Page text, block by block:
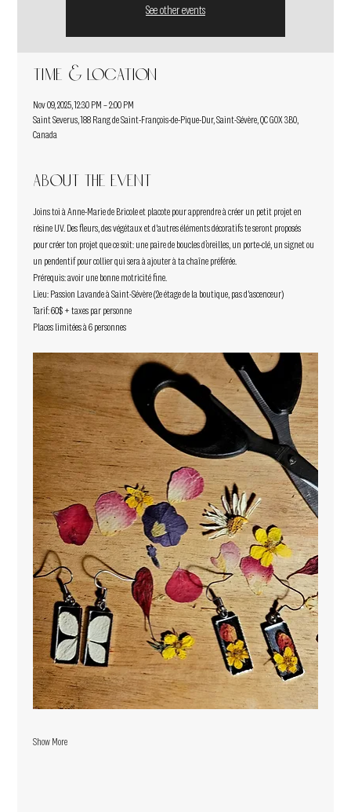
See other events
Time & Location
Nov 09, 2025, 12:30 PM – 2:00 PM
Saint Severus, 188 Rang de Saint-François-de-Pique-Dur, Saint-Sévère, QC G0X 3B0,
Canada
About the event
Joins toi à Anne-Marie de Bricole et placote pour apprendre à créer un petit projet en
résine UV. Des fleurs, des végétaux et d'autres éléments décoratifs te seront proposés
pour créer ton projet que ce soit: une paire de boucles d’oreilles, un porte-clé, un signet ou
un pendentif pour collier qui sera à ajouter à ta chaîne préférée.
Prérequis: avoir une bonne motricité fine.
Lieu: Passion Lavande à Saint-Sévère (2e étage de la boutique, pas d'ascenceur)
Tarif: 60$ + taxes par personne
Places limitées à 6 personnes
Show More